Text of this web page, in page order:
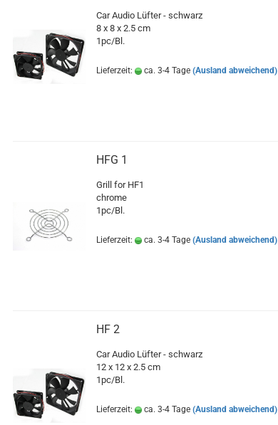
Car Audio Lüfter - schwarz
8 x 8 x 2.5 cm
1pc/Bl.
Lieferzeit: ca. 3-4 Tage (Ausland abweichend)
HFG 1
Grill for HF1
chrome
1pc/Bl.
Lieferzeit: ca. 3-4 Tage (Ausland abweichend)
HF 2
Car Audio Lüfter - schwarz
12 x 12 x 2.5 cm
1pc/Bl.
Lieferzeit: ca. 3-4 Tage (Ausland abweichend)